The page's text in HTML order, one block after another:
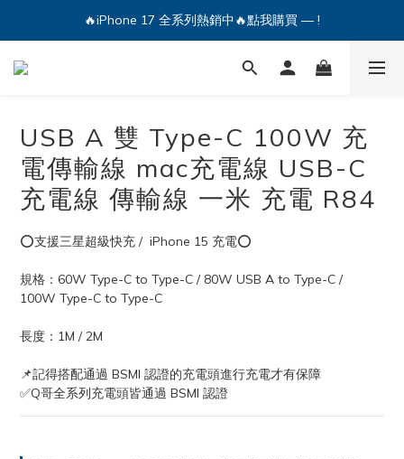
🔥iPhone 17 全系列熱銷中🔥點我購買 — !
USB A 雙 Type-C 100W 充
電傳輸線 mac充電線 USB-C
充電線 傳輸線 一米 充電 R84
⭕支援三星超級快充 /  iPhone 15 充電⭕
規格：60W Type-C to Type-C / 80W USB A to Type-C /
100W Type-C to Type-C
長度：1M / 2M
📌記得搭配通過 BSMI 認證的充電頭進行充電才有保障
✅Q哥全系列充電頭皆通過 BSMI 認證